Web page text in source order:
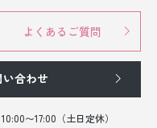
よくあるご質問
合わせ
10:00〜17:00（土日定休）